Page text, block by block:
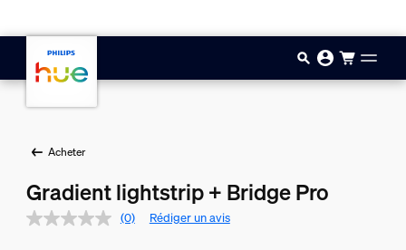
Acheter
Gradient lightstrip + Bridge Pro
(0) Rédiger un avis